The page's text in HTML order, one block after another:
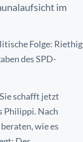
im
Folge: Riethig
des SPD-
schafft jetzt
Philippi. Nach
wie es